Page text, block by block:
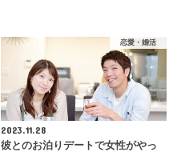
恋愛・婚活
2023.11.28
彼とのお泊りデートで女性がやっ